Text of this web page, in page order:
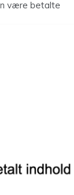
være betalte